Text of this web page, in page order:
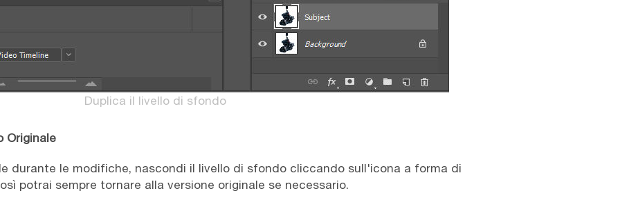
Duplica il livello di sfondo
Originale
durante le modifiche, nascondi il livello di sfondo cliccando sull'icona a forma di
potrai sempre tornare alla versione originale se necessario.